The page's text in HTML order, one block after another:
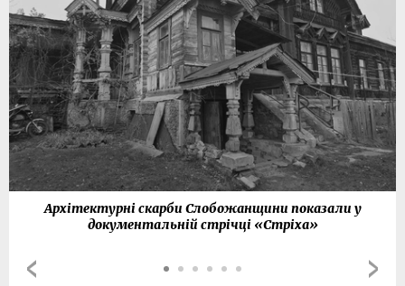
Архітектурні скарби Слобожанщини показали у
документальній стрічці «Стріха»